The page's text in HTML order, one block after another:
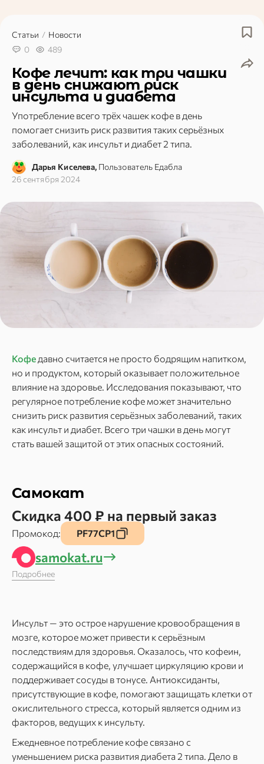
напиток попал в бокалы,
все вокруг. Тем, кому
простые способы. А с
поделимся необычными
чтобы удивить гостей.
Статьи / Новости
0
489
Кофе лечит: как три чашки
в день снижают риск
инсульта и диабета
Употребление всего трёх чашек кофе в день
помогает снизить риск развития таких серьёзных
заболеваний, как инсульт и диабет 2 типа.
Дарья Киселева, Пользователь Едабла
26 сентября 2024
Кофе давно считается не просто бодрящим напитком,
но и продуктом, который оказывает положительное
влияние на здоровье. Исследования показывают, что
регулярное потребление кофе может значительно
снизить риск развития серьёзных заболеваний, таких
как инсульт и диабет. Всего три чашки в день могут
стать вашей защитой от этих опасных состояний.
Самокат
Скидка 400 ₽ на первый заказ
Промокод: PF77CP1
samokat.ru
Подробнее
Инсульт — это острое нарушение кровообращения в
мозге, которое может привести к серьёзным
последствиям для здоровья. Оказалось, что кофеин,
содержащийся в кофе, улучшает циркуляцию крови и
поддерживает сосуды в тонусе. Антиоксиданты,
присутствующие в кофе, помогают защищать клетки от
окислительного стресса, который является одним из
факторов, ведущих к инсульту.
Ежедневное потребление кофе связано с
уменьшением риска развития диабета 2 типа. Дело в